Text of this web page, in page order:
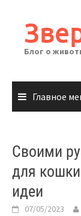
содержимому
Блог о
Главное
Своими
для
идеи
07/05/2023